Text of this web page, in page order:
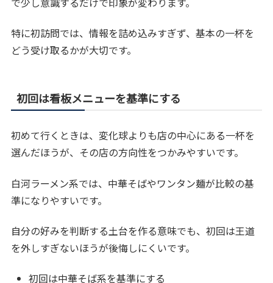
特に初訪問では、情報を詰め込みすぎず、基本の一杯を
どう受け取るかが大切です。
初回は看板メニューを基準にする
初めて行くときは、変化球よりも店の中心にある一杯を
選んだほうが、その店の方向性をつかみやすいです。
白河ラーメン系では、中華そばやワンタン麺が比較の基
準になりやすいです。
自分の好みを判断する土台を作る意味でも、初回は王道
を外しすぎないほうが後悔しにくいです。
初回は中華そば系を基準にする